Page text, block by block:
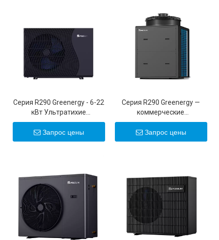
Серия R290 Greenergy - 6-22
кВт Ультратихие
инверторные воздушные
тепловые насосы
постоянного тока 20 кВт 22
Запрос цены
Серия R290 Greenergy —
коммерческие
инверторные тепловые
насосы мощностью 50
кВт/100 кВт
Запрос цены